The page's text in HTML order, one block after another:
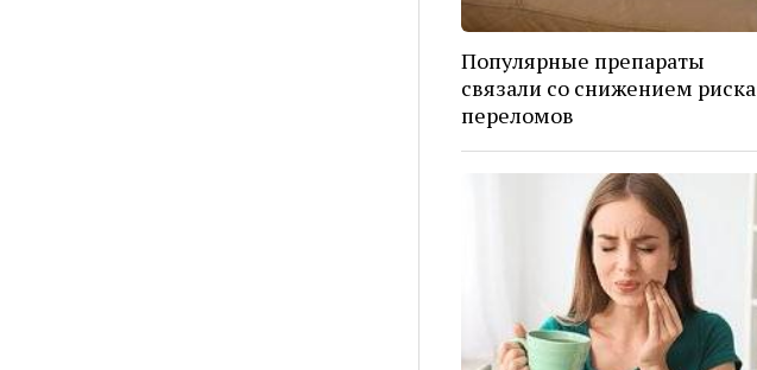
Популярные препараты
связали со снижением риска
переломов